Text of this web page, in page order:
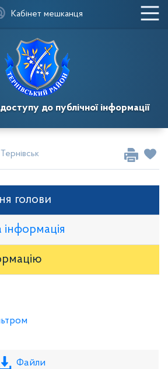
до публічної інформації
Кабінет мешканця
районного голови
голови
інформація
ради
ради
Файли